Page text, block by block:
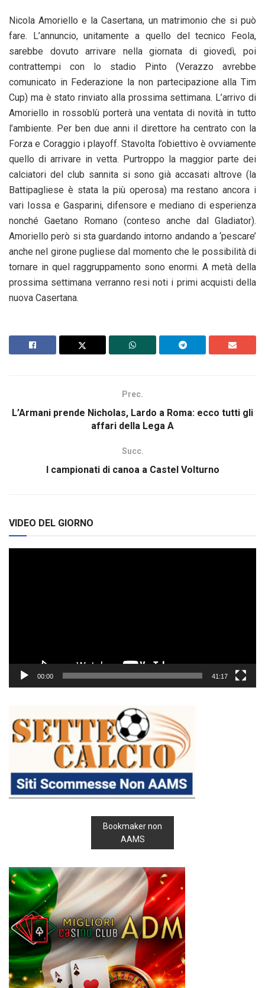
Nicola Amoriello e la Casertana, un matrimonio che si può
fare. L’annuncio, unitamente a quello del tecnico Feola,
sarebbe dovuto arrivare nella giornata di giovedì, poi
contrattempi con lo stadio Pinto (Verazzo avrebbe
comunicato in Federazione la non partecipazione alla Tim
Cup) ma è stato rinviato alla prossima settimana. L’arrivo di
Amoriello in rossoblù porterà una ventata di novità in tutto
l’ambiente. Per ben due anni il direttore ha centrato con la
Forza e Coraggio i playoff. Stavolta l’obiettivo è ovviamente
quello di arrivare in vetta. Purtroppo la maggior parte dei
calciatori del club sannita si sono già accasati altrove (la
Battipagliese è stata la più operosa) ma restano ancora i
vari Iossa e Gasparini, difensore e mediano di esperienza
nonché Gaetano Romano (conteso anche dal Gladiator).
Amoriello però si sta guardando intorno andando a ‘pescare’
anche nel girone pugliese dal momento che le possibilità di
tornare in quel raggruppamento sono enormi. A metà della
prossima settimana verranno resi noti i primi acquisti della
nuova Casertana.
Prec.
L’Armani prende Nicholas, Lardo a Roma: ecco tutti gli
affari della Lega A
Succ.
I campionati di canoa a Castel Volturno
VIDEO DEL GIORNO
00:00 41:17
Bookmaker non
AAMS